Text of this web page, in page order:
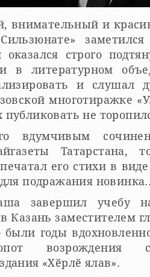
строго
в литературном
и слушал
многотиражке
не
сочинениям.
Татарстана,
его стихи в
подражания
завершил учебу на
Казань заместителем
журналистского
возрождения
«Хӗрлӗ ялав».